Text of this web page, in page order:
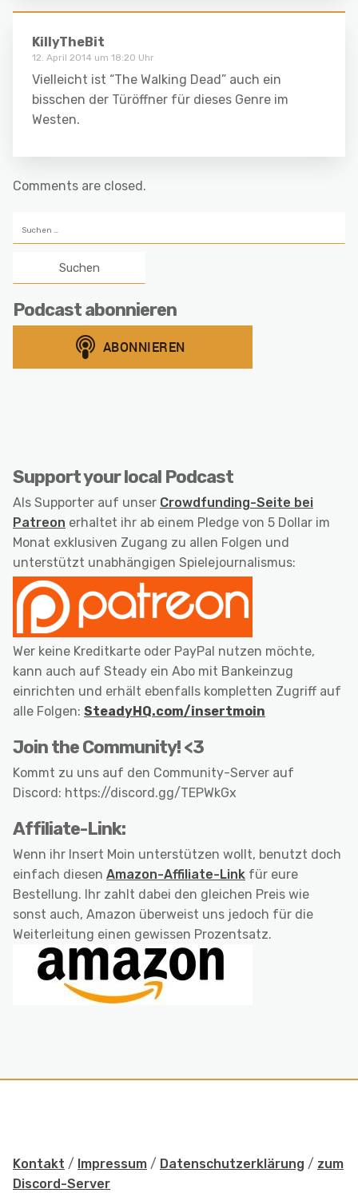
KillyTheBit
12. April 2014 um 18:20 Uhr
Vielleicht ist “The Walking Dead” auch ein
bisschen der Türöffner für dieses Genre im
Westen.
Comments are closed.
nach:
Podcast abonnieren
Support your local Podcast
Als Supporter auf unser Crowdfunding-Seite bei
Patreon erhaltet ihr ab einem Pledge von 5 Dollar im
Monat exklusiven Zugang zu allen Folgen und
unterstützt unabhängigen Spielejournalismus:
Wer keine Kreditkarte oder PayPal nutzen möchte,
kann auch auf Steady ein Abo mit Bankeinzug
einrichten und erhält ebenfalls kompletten Zugriff auf
alle Folgen: SteadyHQ.com/insertmoin
Join the Community! <3
Kommt zu uns auf den Community-Server auf
Discord: https://discord.gg/TEPWkGx
Affiliate-Link:
Wenn ihr Insert Moin unterstützen wollt, benutzt doch
einfach diesen Amazon-Affiliate-Link für eure
Bestellung. Ihr zahlt dabei den gleichen Preis wie
sonst auch, Amazon überweist uns jedoch für die
Weiterleitung einen gewissen Prozentsatz.
Kontakt / Impressum / Datenschutzerklärung / zum
Discord-Server